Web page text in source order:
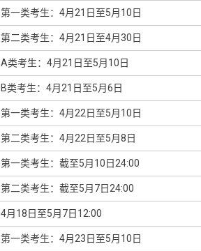
第一类考生：4月21日至5月10日
第二类考生：4月21日至4月30日
A类考生：4月21日至5月10日
B类考生：4月21日至5月6日
第一类考生：4月22日至5月10日
第二类考生：4月22日至5月8日
第一类考生：截至5月10日24:00
第二类考生：截至5月7日24:00
4月18日至5月7日12:00
第一类考生：4月23日至5月10日